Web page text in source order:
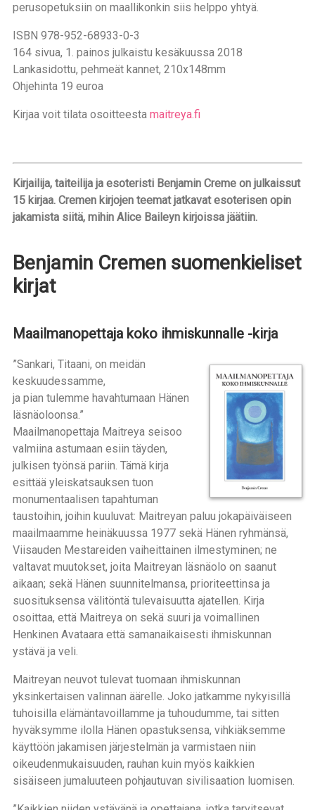
perusopetuksiin on maallikonkin siis helppo yhtyä.
ISBN 978-952-68933-0-3
164 sivua, 1. painos julkaistu kesäkuussa 2018
Lankasidottu, pehmeät kannet, 210x148mm
Ohjehinta 19 euroa
Kirjaa voit tilata osoitteesta maitreya.fi
Kirjailija, taiteilija ja esoteristi Benjamin Creme on julkaissut
15 kirjaa. Cremen kirjojen teemat jatkavat esoterisen opin
jakamista siitä, mihin Alice Baileyn kirjoissa jäätiin.
Benjamin Cremen suomenkieliset
kirjat
Maailmanopettaja koko ihmiskunnalle -kirja
”Sankari, Titaani, on meidän
keskuudessamme,
ja pian tulemme havahtumaan Hänen
läsnäoloonsa.”
Maailmanopettaja Maitreya seisoo
valmiina astumaan esiin täyden,
julkisen työnsä pariin. Tämä kirja
esittää yleiskatsauksen tuon
monumentaalisen tapahtuman
taustoihin, joihin kuuluvat: Maitreyan paluu jokapäiväiseen
maailmaamme heinäkuussa 1977 sekä Hänen ryhmänsä,
Viisauden Mestareiden vaiheittainen ilmestyminen; ne
valtavat muutokset, joita Maitreyan läsnäolo on saanut
aikaan; sekä Hänen suunnitelmansa, prioriteettinsa ja
suosituksensa välitöntä tulevaisuutta ajatellen. Kirja
osoittaa, että Maitreya on sekä suuri ja voimallinen
Henkinen Avataara että samanaikaisesti ihmiskunnan
ystävä ja veli.
Maitreyan neuvot tulevat tuomaan ihmiskunnan
yksinkertaisen valinnan äärelle. Joko jatkamme nykyisillä
tuhoisilla elämäntavoillamme ja tuhoudumme, tai sitten
hyväksymme ilolla Hänen opastuksensa, vihkiäksemme
käyttöön jakamisen järjestelmän ja varmistaen niin
oikeudenmukaisuuden, rauhan kuin myös kaikkien
sisäiseen jumaluuteen pohjautuvan sivilisaation luomisen.